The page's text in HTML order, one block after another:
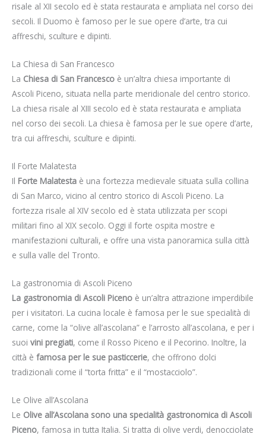
risale al XII secolo ed è stata restaurata e ampliata nel corso dei
secoli. Il Duomo è famoso per le sue opere d’arte, tra cui
affreschi, sculture e dipinti.
La Chiesa di San Francesco
La Chiesa di San Francesco è un’altra chiesa importante di
Ascoli Piceno, situata nella parte meridionale del centro storico.
La chiesa risale al XIII secolo ed è stata restaurata e ampliata
nel corso dei secoli. La chiesa è famosa per le sue opere d’arte,
tra cui affreschi, sculture e dipinti.
Il Forte Malatesta
Il Forte Malatesta è una fortezza medievale situata sulla collina
di San Marco, vicino al centro storico di Ascoli Piceno. La
fortezza risale al XIV secolo ed è stata utilizzata per scopi
militari fino al XIX secolo. Oggi il forte ospita mostre e
manifestazioni culturali, e offre una vista panoramica sulla città
e sulla valle del Tronto.
La gastronomia di Ascoli Piceno
La gastronomia di Ascoli Piceno è un’altra attrazione imperdibile
per i visitatori. La cucina locale è famosa per le sue specialità di
carne, come la “olive all’ascolana” e l’arrosto all’ascolana, e per i
suoi vini pregiati, come il Rosso Piceno e il Pecorino. Inoltre, la
città è famosa per le sue pasticcerie, che offrono dolci
tradizionali come il “torta fritta” e il “mostacciolo”.
Le Olive all’Ascolana
Le Olive all’Ascolana sono una specialità gastronomica di Ascoli
Piceno, famosa in tutta Italia. Si tratta di olive verdi, denocciolate